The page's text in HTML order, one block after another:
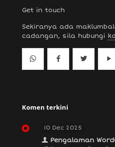
Get in touch
Sekiranya ada
cadangan, sila hubungi
Komen terkini
10 Dec 2025
Pengalaman